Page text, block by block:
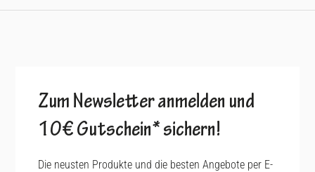
Zum Newsletter anmelden und
10€ Gutschein* sichern!
Die neusten Produkte und die besten Angebote per E-